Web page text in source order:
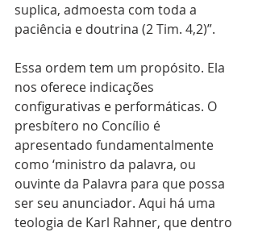
suplica, admoesta com toda a
paciência e doutrina (2 Tim. 4,2)”.
Essa ordem tem um propósito. Ela
nos oferece indicações
configurativas e performáticas. O
presbítero no Concílio é
apresentado fundamentalmente
como ‘ministro da palavra, ou
ouvinte da Palavra para que possa
ser seu anunciador. Aqui há uma
teologia de Karl Rahner, que dentro